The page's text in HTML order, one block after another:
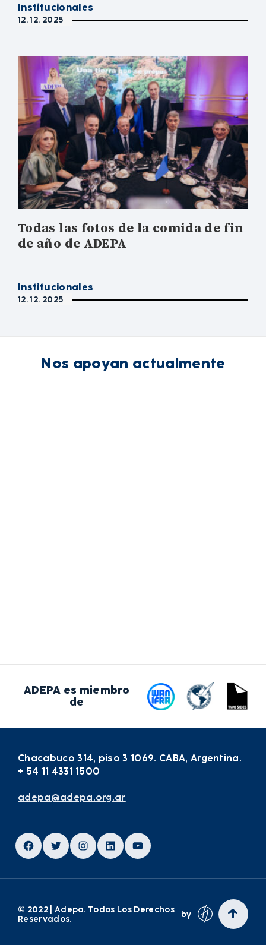
Institucionales
12. 12. 2025
Todas las fotos de la comida de fin
de año de ADEPA
Institucionales
12. 12. 2025
Nos apoyan actualmente
ADEPA es miembro
de
Chacabuco 314, piso 3 1069. CABA, Argentina.
+ 54 11 4331 1500
adepa@adepa.org.ar
Facebook
TwitterInstagram
LinkedInYouTube
© 2022 | Adepa. Todos Los Derechos
Reservados.
by